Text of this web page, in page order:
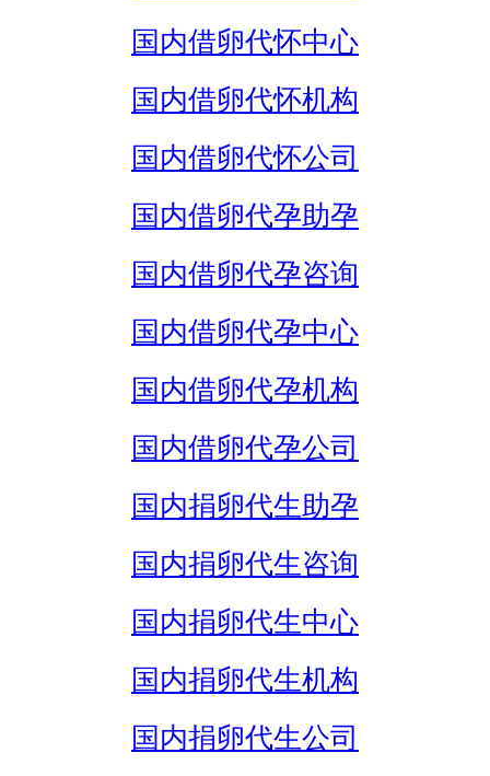
国内借卵代怀中心
国内借卵代怀机构
国内借卵代怀公司
国内借卵代孕助孕
国内借卵代孕咨询
国内借卵代孕中心
国内借卵代孕机构
国内借卵代孕公司
国内捐卵代生助孕
国内捐卵代生咨询
国内捐卵代生中心
国内捐卵代生机构
国内捐卵代生公司